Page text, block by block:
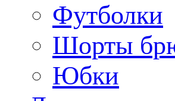
Футболки
Шорты
Юбки